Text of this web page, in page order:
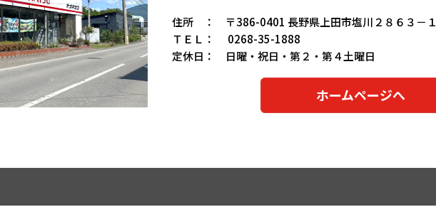
住所 ： 〒386-0401 長野県上田市塩川２８６３－１
ＴＥＬ： 0268-35-1888
定休日： 日曜・祝日・第２・第４土曜日
ホームページへ